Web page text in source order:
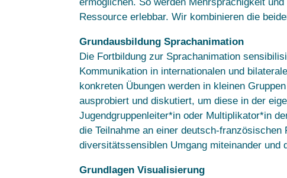
Ressource erlebbar. Wir kombinieren die
Grundausbildung Sprachanimation
Die Fortbildung zur Sprachanimation
Kommunikation in internationalen und
konkreten Übungen werden in kleinen
ausprobiert und diskutiert, um diese in der
Jugendgruppenleiter*in oder Multiplikator*in
die Teilnahme an einer deutsch-
diversitätssensiblen Umgang miteinander und
Grundlagen Visualisierung